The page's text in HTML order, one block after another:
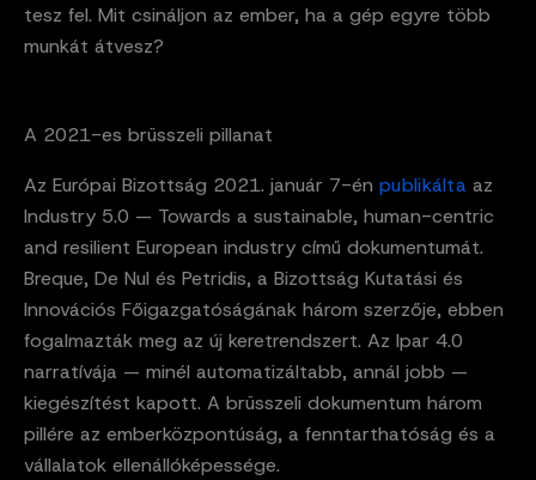
tesz fel. Mit csináljon az ember, ha a gép egyre több
munkát átvesz?
A 2021-es brüsszeli pillanat
Az Európai Bizottság 2021. január 7-én publikálta az
Industry 5.0 — Towards a sustainable, human-centric
and resilient European industry című dokumentumát.
Breque, De Nul és Petridis, a Bizottság Kutatási és
Innovációs Főigazgatóságának három szerzője, ebben
fogalmazták meg az új keretrendszert. Az Ipar 4.0
narratívája — minél automatizáltabb, annál jobb —
kiegészítést kapott. A brüsszeli dokumentum három
pillére az emberközpontúság, a fenntarthatóság és a
vállalatok ellenállóképessége.